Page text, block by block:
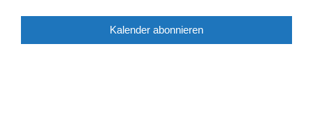
Kalender abonnieren